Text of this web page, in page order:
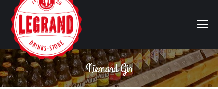
Niemand Gin
Vous êtes ici :